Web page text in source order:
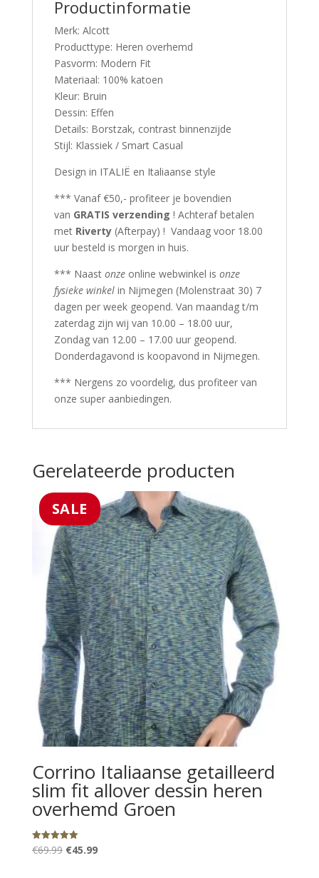
Productinformatie
Merk: Alcott
Producttype: Heren overhemd
Pasvorm: Modern Fit
Materiaal: 100% katoen
Kleur: Bruin
Dessin: Effen
Details: Borstzak, contrast binnenzijde
Stijl: Klassiek / Smart Casual
Design in ITALIË en Italiaanse style
*** Vanaf €50,- profiteer je bovendien
van GRATIS verzending ! Achteraf betalen
met Riverty (Afterpay) ! Vandaag voor 18.00
uur besteld is morgen in huis.
*** Naast onzeonline webwinkel is onze
fysieke winkelin Nijmegen (Molenstraat 30) 7
dagen per week geopend. Van maandag t/m
zaterdag zijn wij van 10.00 – 18.00 uur,
Zondag van 12.00 – 17.00 uur geopend.
Donderdagavond is koopavond in Nijmegen.
*** Nergens zo voordelig, dus profiteer van
onze super aanbiedingen.
Gerelateerde producten
SALE
Corrino Italiaanse getailleerd
slim fit allover dessin heren
overhemd Groen
Gewaardeerd
5.00
€69.99 Oorspronkelijke
€45.99Huidige